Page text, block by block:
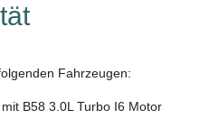
Fahrzeugen:
B58 3.0L Turbo I6 Motor